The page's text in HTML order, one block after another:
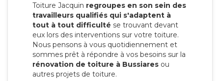
Toiture Jacquin regroupes en son sein des
travailleurs qualifiés qui s'adaptent à
tout à tout difficulté se trouvant devant
eux lors des interventions sur votre toiture.
Nous pensons à vous quotidiennement et
sommes prêt à répondre à vos besoins sur la
rénovation de toiture à Bussiares ou
autres projets de toiture.